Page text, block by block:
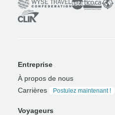
Entreprise
À propos de nous
Carrières
Postulez maintenant !
Voyageurs